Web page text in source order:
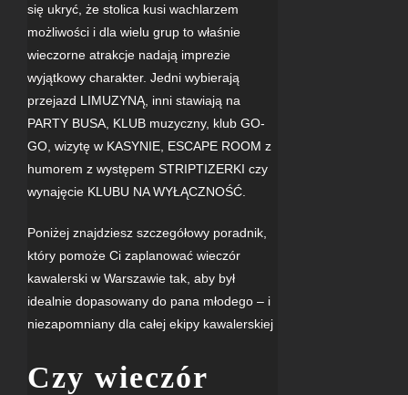
się ukryć, że stolica kusi wachlarzem
możliwości i dla wielu grup to właśnie
wieczorne atrakcje nadają imprezie
wyjątkowy charakter. Jedni wybierają
przejazd LIMUZYNĄ , inni stawiają na
PARTY BUSA KLUB muzyczny, klub GO-
GO , wizytę w KASYNIE ESCAPE ROOM z
humorem z występem STRIPTIZERKI czy
wynajęcie KLUBU NA WYŁĄCZNOŚĆ
Poniżej znajdziesz szczegółowy poradnik,
który pomoże Ci zaplanować wieczór
kawalerski w Warszawie tak, aby był
idealnie dopasowany do pana młodego – i
niezapomniany dla całej ekipy kawalerskiej
Czy wieczór